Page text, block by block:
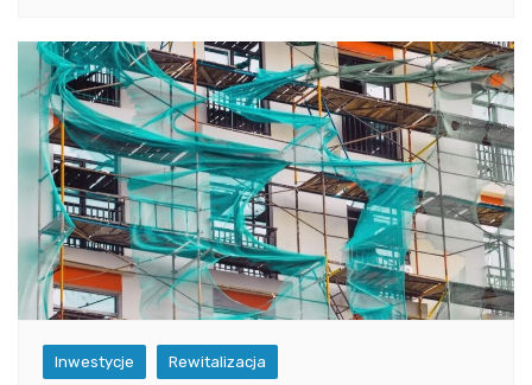
Inwestycje Rewitalizacja